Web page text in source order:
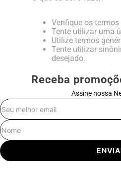
Verifique os
Tente utilizar uma
Utilize termos
Tente utilizar
desejado.
Receba
Assine nossa